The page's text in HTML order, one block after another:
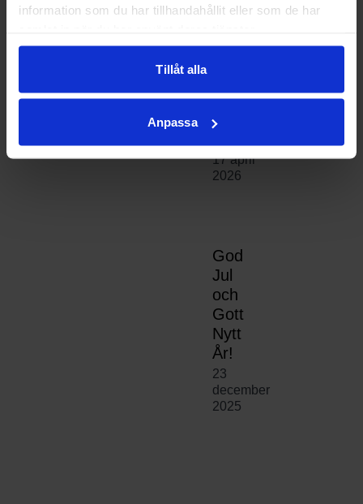
information som du har tillhandahållit eller som de har
Tillåt alla
Anpassa
bler
ställs
17 april
2026
God
Jul
och
Gott
Nytt
År!
23
december
2025